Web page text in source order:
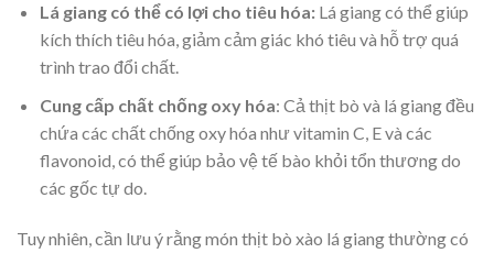
Lá giang có thể có lợi cho tiêu hóa:Lá giang có thể giúp
kích thích tiêu hóa, giảm cảm giác khó tiêu và hỗ trợ quá
trình trao đổi chất.
Cung cấp chất chống oxy hóa: Cả thịt bò và lá giang đều
chứa các chất chống oxy hóa như vitamin C, E và các
flavonoid, có thể giúp bảo vệ tế bào khỏi tổn thương do
các gốc tự do.
Tuy nhiên, cần lưu ý rằng món thịt bò xào lá giang thường có